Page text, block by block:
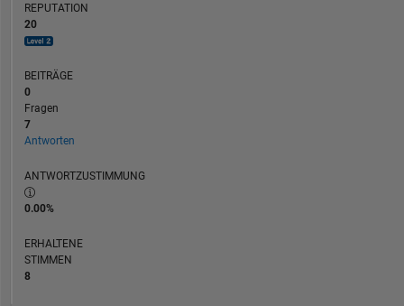
REPUTATION
20
BEITRÄGE
0
Fragen
7
Antworten
ANTWORTZUSTIMMUNG
0.00%
ERHALTENE
STIMMEN
8